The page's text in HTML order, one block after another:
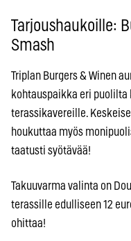
Tarjoushaukoille:
Smash
Triplan Burgers & Winen
kohtauspaikka eri
terassikavereille.
houkuttaa myös
taatusti syötävää!
Takuuvarma valinta on
terassille edulliseen 12
ohittaa!